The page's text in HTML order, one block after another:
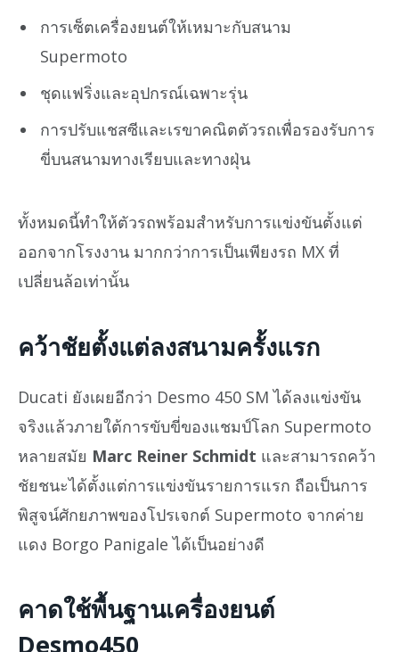
การเซ็ตเครื่องยนต์ให้เหมาะกับสนาม
Supermoto
ชุดแฟริ่งและอุปกรณ์เฉพาะรุ่น
การปรับแชสซีและเรขาคณิตตัวรถเพื่อรองรับการ
ขี่บนสนามทางเรียบและทางฝุ่น
ทั้งหมดนี้ทำให้ตัวรถพร้อมสำหรับการแข่งขันตั้งแต่
ออกจากโรงงาน มากกว่าการเป็นเพียงรถ MX ที่
เปลี่ยนล้อเท่านั้น
คว้าชัยตั้งแต่ลงสนามครั้งแรก
Ducati ยังเผยอีกว่า Desmo 450 SM ได้ลงแข่งขัน
จริงแล้วภายใต้การขับขี่ของแชมป์โลก Supermoto
หลายสมัย Marc Reiner Schmidt และสามารถคว้า
ชัยชนะได้ตั้งแต่การแข่งขันรายการแรก ถือเป็นการ
พิสูจน์ศักยภาพของโปรเจกต์ Supermoto จากค่าย
แดง Borgo Panigale ได้เป็นอย่างดี
คาดใช้พื้นฐานเครื่องยนต์
Desmo450